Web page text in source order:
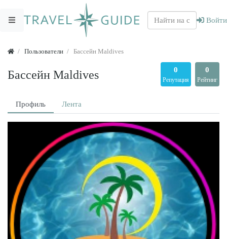
Войти
Пользователи Бассейн Maldives
Бассейн Maldives 0
Репутация
0
Рейтинг
Профиль Лента